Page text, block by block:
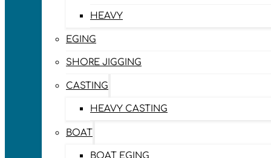
HEAVY
EGING
SHORE JIGGING
CASTING
HEAVY CASTING
BOAT
BOAT EGING